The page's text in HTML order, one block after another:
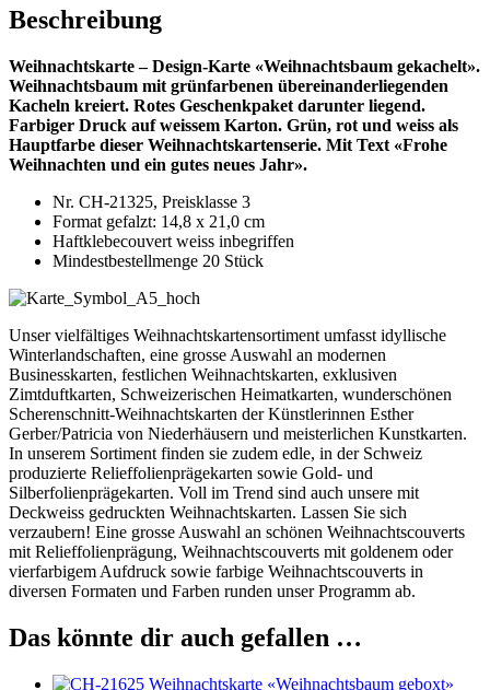
Beschreibung
Weihnachtskarte – Design-Karte «Weihnachtsbaum gekachelt».
Weihnachtsbaum mit grünfarbenen übereinanderliegenden
Kacheln kreiert. Rotes Geschenkpaket darunter liegend.
Farbiger Druck auf weissem Karton. Grün, rot und weiss als
Hauptfarbe dieser Weihnachtskartenserie. Mit Text «Frohe
Weihnachten und ein gutes neues Jahr».
Nr. CH-21325, Preisklasse 3
Format gefalzt: 14,8 x 21,0 cm
Haftklebecouvert weiss inbegriffen
Mindestbestellmenge 20 Stück
Unser vielfältiges Weihnachtskartensortiment umfasst idyllische
Winterlandschaften, eine grosse Auswahl an modernen
Businesskarten, festlichen Weihnachtskarten, exklusiven
Zimtduftkarten, Schweizerischen Heimatkarten, wunderschönen
Scherenschnitt-Weihnachtskarten der Künstlerinnen Esther
Gerber/Patricia von Niederhäusern und meisterlichen Kunstkarten.
In unserem Sortiment finden sie zudem edle, in der Schweiz
produzierte Relieffolienprägekarten sowie Gold- und
Silberfolienprägekarten. Voll im Trend sind auch unsere mit
Deckweiss gedruckten Weihnachtskarten. Lassen Sie sich
verzaubern! Eine grosse Auswahl an schönen Weihnachtscouverts
mit Relieffolienprägung, Weihnachtscouverts mit goldenem oder
vierfarbigem Aufdruck sowie farbige Weihnachtscouverts in
diversen Formaten und Farben runden unser Programm ab.
Das könnte dir auch gefallen …